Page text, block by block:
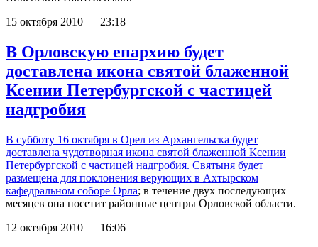
15 октября 2010 — 23:18
В Орловскую епархию будет
доставлена икона святой блаженной
Ксении Петербургской с частицей
надгробия
В субботу 16 октября в Орел из Архангельска будет
доставлена чудотворная икона святой блаженной Ксении
Петербургской с частицей надгробия. Святыня будет
размещена для поклонения верующих в Ахтырском
кафедральном соборе Орла; в течение двух последующих
месяцев она посетит районные центры Орловской области.
12 октября 2010 — 16:06